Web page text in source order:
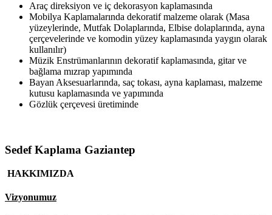
Araç direksiyon ve iç dekorasyon kaplamasında
Mobilya Kaplamalarında dekoratif malzeme olarak (Masa
yüzeylerinde, Mutfak Dolaplarında, Elbise dolaplarında, ayna
çerçevelerinde ve komodin yüzey kaplamasında yaygın olarak
kullanılır)
Müzik Enstrümanlarının dekoratif kaplamasında, gitar ve
bağlama mızrap yapımında
Bayan Aksesuarlarında, saç tokası, ayna kaplaması, malzeme
kutusu kaplamasında ve yapımında
Gözlük çerçevesi üretiminde
Sedef Kaplama Gaziantep
HAKKIMIZDA
Vizyonumuz